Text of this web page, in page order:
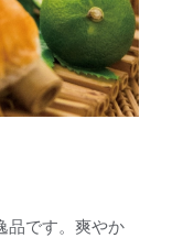
品です。爽やか